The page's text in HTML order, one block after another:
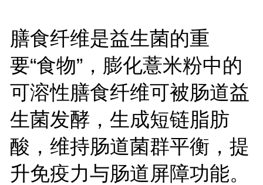
膳食纤维是益生菌的重
要“食物”，膨化薏米粉中的
可溶性膳食纤维可被肠道益
生菌发酵，生成短链脂肪
酸，维持肠道菌群平衡，提
升免疫力与肠道屏障功能。